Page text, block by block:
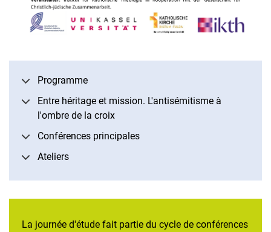
Programme
Entre héritage et mission. L'antisémitisme à
l'ombre de la croix
Conférences principales
Ateliers
La journée d'étude fait partie du cycle de conférences